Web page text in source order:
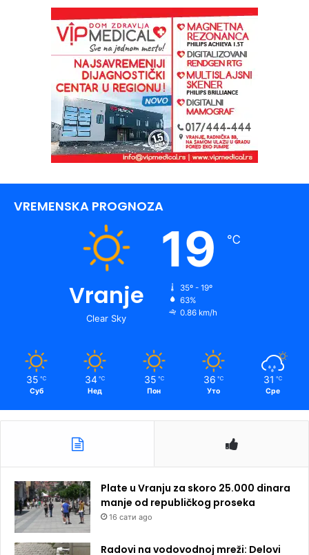
VREMENSKA PROGNOZA
Vranje
Clear Sky
19 ℃
35º - 19º
63%
0.86 km/h
35 ℃
Суб
34 ℃
Нед
35 ℃
Пон
36 ℃
Уто
31 ℃
Сре
Plate u Vranju za skoro 25.000 dinara
manje od republičkog proseka
16 сати ago
Radovi na vodovodnoj mreži: Delovi